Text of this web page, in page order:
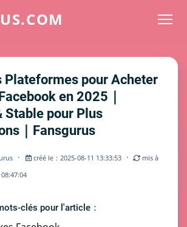
Plateformes pour Acheter
en 2025｜
Stable pour Plus
｜Fansgurus
· créé le：2025-08-11 13:33:53 ·
mis à
clés pour l'article：